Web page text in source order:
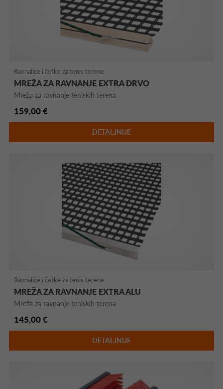
Ravnalice i četke za tenis terene
MREŽA ZA RAVNANJE EXTRA DRVO
Mreža za ravnanje teniskih terena
159,00 €
DETALJNIJE
Ravnalice i četke za tenis terene
MREŽA ZA RAVNANJE EXTRA ALU
Mreža za ravnanje teniskih terena
145,00 €
DETALJNIJE